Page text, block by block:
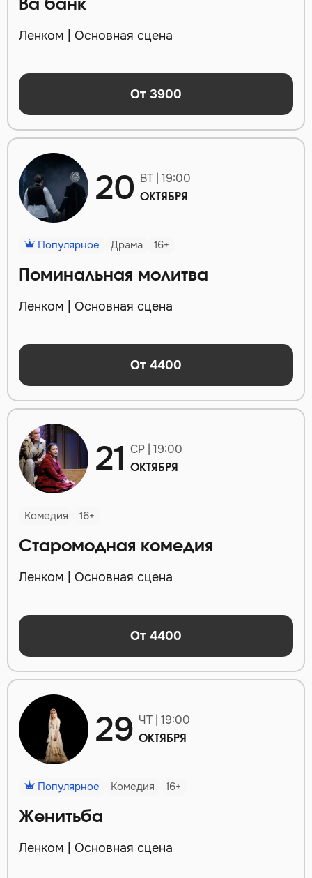
Ва банк
Ленком | Основная сцена
От 3900
20 ВТ | 19:00
ОКТЯБРЯ
Популярное Драма 16+
Поминальная молитва
Ленком | Основная сцена
От 4400
21 СР | 19:00
ОКТЯБРЯ
Комедия 16+
Старомодная комедия
Ленком | Основная сцена
От 4400
29 ЧТ | 19:00
ОКТЯБРЯ
Популярное Комедия 16+
Женитьба
Ленком | Основная сцена